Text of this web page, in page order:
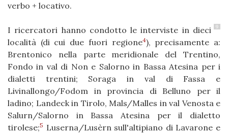
verbo + locativo.
9
I ricercatori hanno condotto le interviste in dieci
località (di cui due fuori regione4), precisamente a:
Brentonico nella parte meridionale del Trentino,
Fondo in val di Non e Salorno in Bassa Atesina per i
dialetti trentini; Soraga in val di Fassa e
Livinallongo/Fodom in provincia di Belluno per il
ladino; Landeck in Tirolo, Mals/Malles in val Venosta e
Salurn/Salorno in Bassa Atesina per il dialetto
tirolese;5 Luserna/Lusèrn sull'altipiano di Lavarone e